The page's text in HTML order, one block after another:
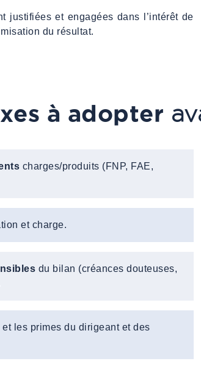
justifiées et engagées dans l’intérêt de
du résultat.
à adopter
charges/produits (FNP, FAE,
et charge.
du bilan (créances douteuses,
et les primes du dirigeant et des